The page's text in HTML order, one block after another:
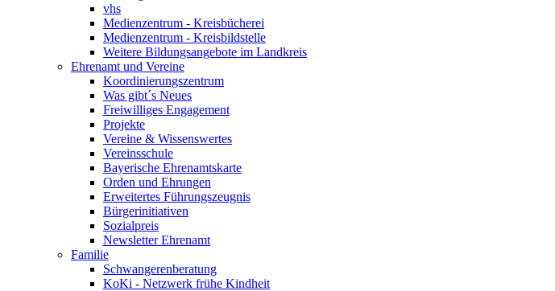
vhs
Medienzentrum - Kreisbücherei
Medienzentrum - Kreisbildstelle
Weitere Bildungsangebote im Landkreis
Ehrenamt und Vereine
Koordinierungszentrum
Was gibt´s Neues
Freiwilliges Engagement
Projekte
Vereine & Wissenswertes
Vereinsschule
Bayerische Ehrenamtskarte
Orden und Ehrungen
Erweitertes Führungszeugnis
Bürgerinitiativen
Sozialpreis
Newsletter Ehrenamt
Familie
Schwangerenberatung
KoKi - Netzwerk frühe Kindheit